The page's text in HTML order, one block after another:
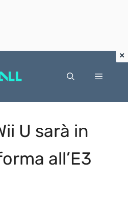
Menu
U sarà in
all’E3